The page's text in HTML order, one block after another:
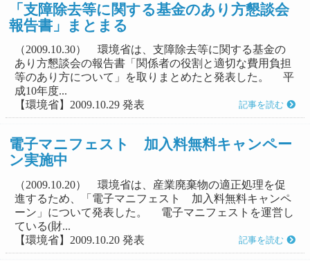
「支障除去等に関する基金のあり方懇談会
報告書」まとまる
（2009.10.30） 環境省は、支障除去等に関する基金の
あり方懇談会の報告書「関係者の役割と適切な費用負担
等のあり方について」を取りまとめたと発表した。 平
成10年度...
【環境省】2009.10.29 発表
記事を読む
電子マニフェスト 加入料無料キャンペー
ン実施中
（2009.10.20） 環境省は、産業廃棄物の適正処理を促
進するため、「電子マニフェスト 加入料無料キャンペ
ーン」について発表した。 電子マニフェストを運営し
ている(財...
【環境省】2009.10.20 発表
記事を読む